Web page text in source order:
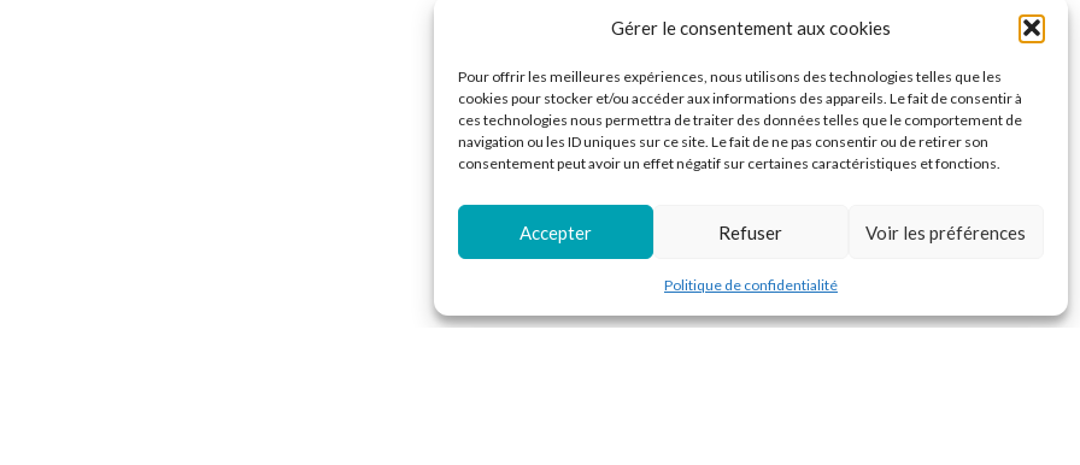
Gérer le consentement aux cookies
Pour offrir les meilleures expériences, nous utilisons des technologies telles que les
cookies pour stocker et/ou accéder aux informations des appareils. Le fait de consentir à
ces technologies nous permettra de traiter des données telles que le comportement de
navigation ou les ID uniques sur ce site. Le fait de ne pas consentir ou de retirer son
consentement peut avoir un effet négatif sur certaines caractéristiques et fonctions.
Accepter Refuser Voir les préférences
Politique de confidentialité